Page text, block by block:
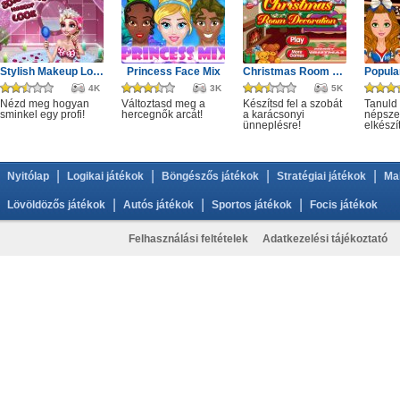
Stylish Makeup Look
4K
Nézd meg hogyan
sminkel egy profi!
Princess Face Mix
3K
Változtasd meg a
hercegnők arcát!
Christmas Room Decoration
5K
Készítsd fel a szobát
a karácsonyi
ünneplésre!
Tanuld
Nyitólap Logikai játékok Böngészős játékok Stratégiai játékok
Lövöldözős játékok Autós játékok Sportos játékok Focis játékok
Felhasználási feltételek Adatkezelési tájékoztató